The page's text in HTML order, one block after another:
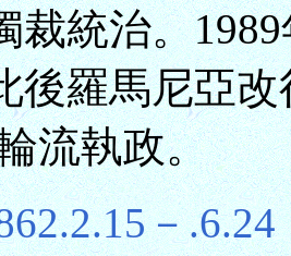
裁統治。
後羅馬尼亞
流執政。
－.6.24